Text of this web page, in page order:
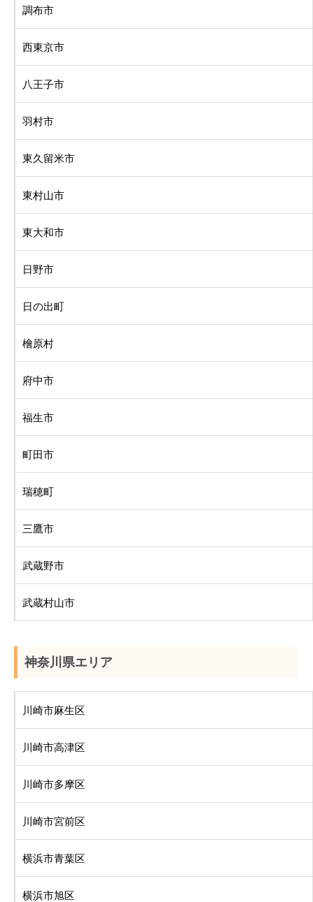
調布市
西東京市
八王子市
羽村市
東久留米市
東村山市
東大和市
日野市
日の出町
檜原村
府中市
福生市
町田市
瑞穂町
三鷹市
武蔵野市
武蔵村山市
神奈川県エリア
川崎市麻生区
川崎市高津区
川崎市多摩区
川崎市宮前区
横浜市青葉区
横浜市旭区